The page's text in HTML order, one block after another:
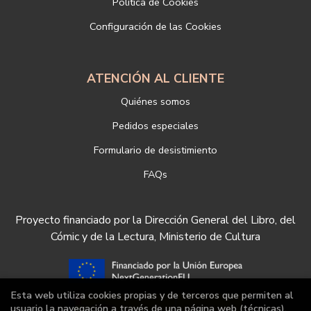
https://www.libreriadeportiva.com/proteccion-de-datos
Configuración de las Cookies
ATENCIÓN AL CLIENTE
Quiénes somos
Pedidos especiales
Formulario de desistimiento
FAQs
Proyecto financiado por la Dirección General del Libro, del
Cómic y de la Lectura, Ministerio de Cultura
Esta web utiliza cookies propias y de terceros que permiten al
usuario la navegación a través de una página web (técnicas),